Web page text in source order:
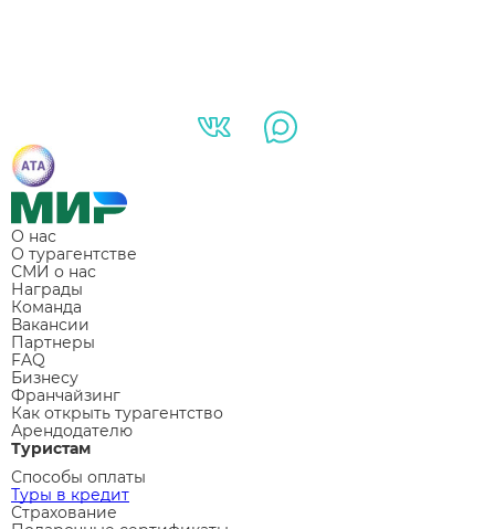
О нас
О турагентстве
СМИ о нас
Награды
Команда
Вакансии
Партнеры
FAQ
Бизнесу
Франчайзинг
Как открыть турагентство
Арендодателю
Туристам
Способы оплаты
Туры в кредит
Страхование